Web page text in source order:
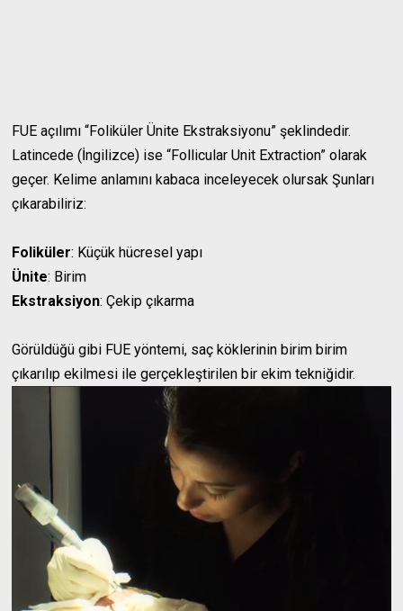
FUE açılımı “Foliküler Ünite Ekstraksiyonu” şeklindedir.
Latincede (İngilizce) ise “Follicular Unit Extraction” olarak
geçer. Kelime anlamını kabaca inceleyecek olursak Şunları
çıkarabiliriz:
Foliküler: Küçük hücresel yapı
Ünite: Birim
Ekstraksiyon: Çekip çıkarma
Görüldüğü gibi FUE yöntemi, saç köklerinin birim birim
çıkarılıp ekilmesi ile gerçekleştirilen bir ekim tekniğidir.